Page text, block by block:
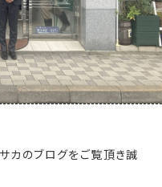
カのブログをご覧頂き誠